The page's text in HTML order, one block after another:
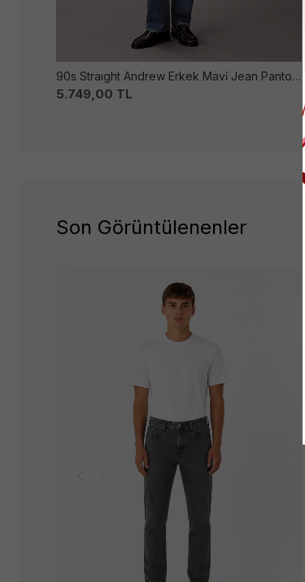
90s Straıght Andrew Erkek Mavi̇ Jean Pantolon
5.749,00 TL
Son Görüntülenenler